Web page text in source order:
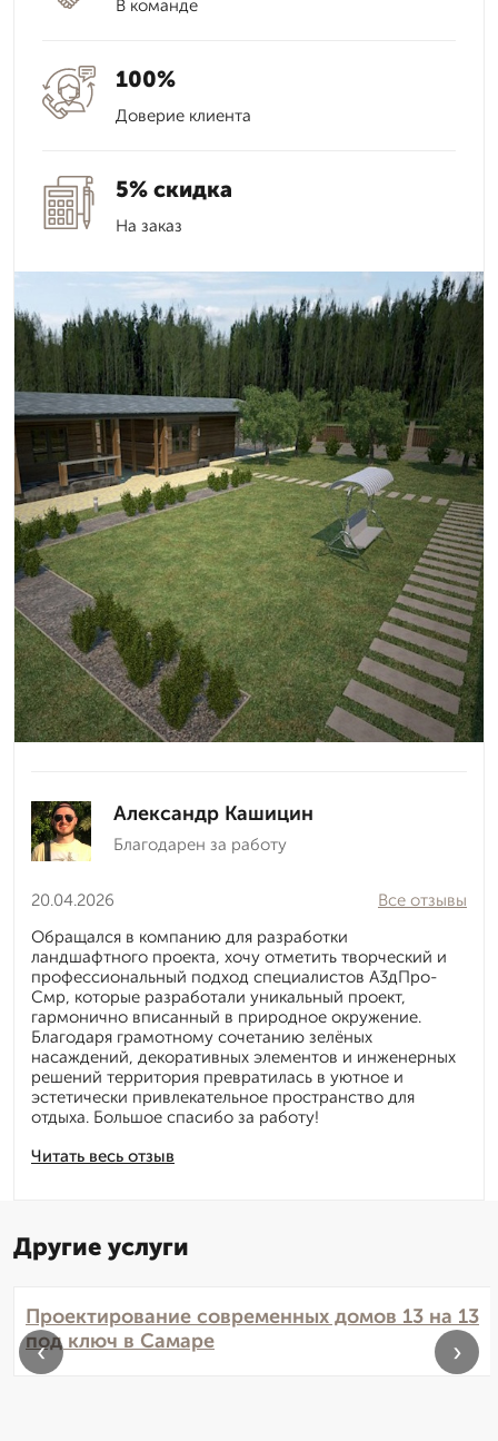
В команде
100%
Доверие клиента
5% скидка
На заказ
Александр Кашицин
Благодарен за работу
20.04.2026
Читать весь отзыв
Все отзывы
Обращался в компанию для разработки
ландшафтного проекта, хочу отметить творческий и
профессиональный подход специалистов А3дПро-
Смр, которые разработали уникальный проект,
гармонично вписанный в природное окружение.
Благодаря грамотному сочетанию зелёных
насаждений, декоративных элементов и инженерных
решений территория превратилась в уютное и
эстетически привлекательное пространство для
отдыха. Большое спасибо за работу!
Другие услуги
Проектирование современных домов 13 на 13
под ключ в Самаре
‹ ›